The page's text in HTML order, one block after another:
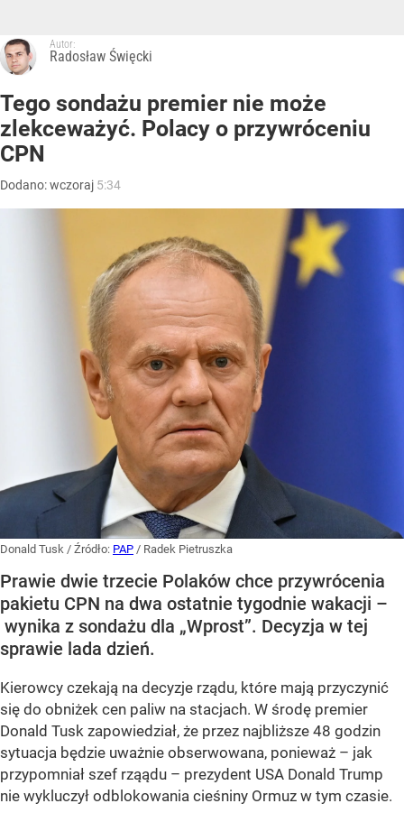
Autor:
Radosław Święcki
Tego sondażu premier nie może
zlekceważyć. Polacy o przywróceniu
CPN
Dodano:wczoraj 5:34
Donald Tusk / Źródło: PAP / Radek Pietruszka
Prawie dwie trzecie Polaków chce przywrócenia
pakietu CPN na dwa ostatnie tygodnie wakacji –
wynika z sondażu dla „Wprost”. Decyzja w tej
sprawie lada dzień.
Kierowcy czekają na decyzje rządu, które mają przyczynić
się do obniżek cen paliw na stacjach. W środę premier
Donald Tusk zapowiedział, że przez najbliższe 48 godzin
sytuacja będzie uważnie obserwowana, ponieważ – jak
przypomniał szef rząądu – prezydent USA Donald Trump
nie wykluczył odblokowania cieśniny Ormuz w tym czasie.